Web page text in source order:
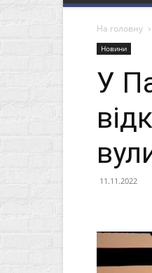
На головну
Новини
У
11.11.2022